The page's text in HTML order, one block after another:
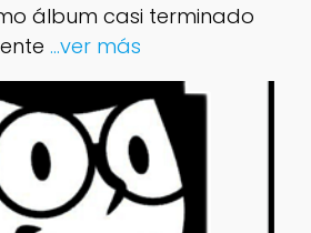
álbum casi terminado
...ver más